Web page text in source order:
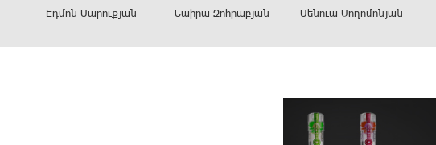
Էդմոն Մարուքյան Նաիրա Զոհրաբյան Մենուա Սողոմոնյան